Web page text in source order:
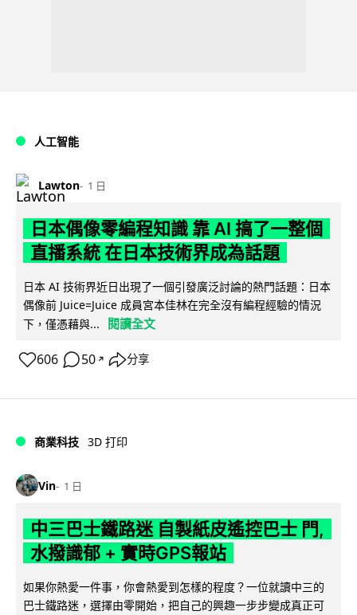
人工智能
Lawton 1 日
日本偶像零編程知識 靠 AI 搞了一整個
直播系統 在日本技術界成為話題
日本 AI 技術界近日出現了一個引發廣泛討論的熱門話題：日本
偶像前 Juice=Juice 成員宮本佳林在完全沒有編程經驗的情況
下，僅憑藉與...
閱讀全文
606 50 ↗ 分享
商業科技 3D 打印
Vin 1 日
中三巴士鐵路迷 自製紙皮遙控巴士 門,
水撥識郁 + 實時GPS報站
如果你熱愛一件事，你會熱愛到怎樣的程度？一位就讀中三的
巴士鐵路迷，選擇由零開始，把自己的興趣一步步變成真正可